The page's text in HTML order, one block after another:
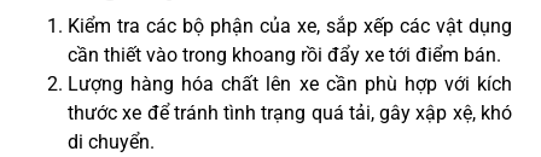
Kiểm tra các bộ phận của xe, sắp xếp các vật dụng
cần thiết vào trong khoang rồi đẩy xe tới điểm bán.
Lượng hàng hóa chất lên xe cần phù hợp với kích
thước xe để tránh tình trạng quá tải, gây xập xệ, khó
di chuyển.